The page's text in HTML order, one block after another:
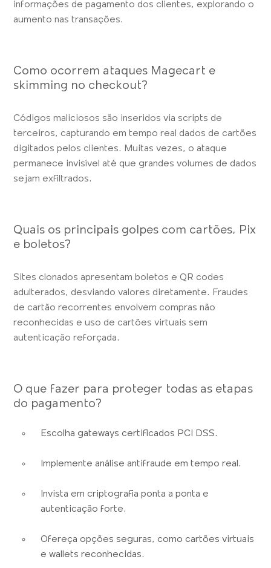
informações de pagamento dos clientes, explorando o
aumento nas transações.
Como ocorrem ataques Magecart e
skimming no checkout?
Códigos maliciosos são inseridos via scripts de
terceiros, capturando em tempo real dados de cartões
digitados pelos clientes. Muitas vezes, o ataque
permanece invisível até que grandes volumes de dados
sejam exfiltrados.
Quais os principais golpes com cartões, Pix
e boletos?
Sites clonados apresentam boletos e QR codes
adulterados, desviando valores diretamente. Fraudes
de cartão recorrentes envolvem compras não
reconhecidas e uso de cartões virtuais sem
autenticação reforçada.
O que fazer para proteger todas as etapas
do pagamento?
Escolha gateways certificados PCI DSS.
Implemente análise antifraude em tempo real.
Invista em criptografia ponta a ponta e
autenticação forte.
Ofereça opções seguras, como cartões virtuais
e wallets reconhecidas.